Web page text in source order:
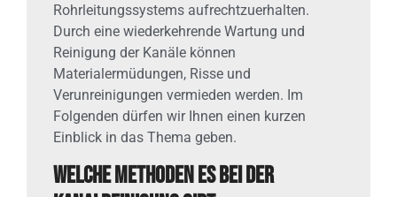
Rohrleitungssystems aufrechtzuerhalten.
Durch eine wiederkehrende Wartung und
Reinigung der Kanäle können
Materialermüdungen, Risse und
Verunreinigungen vermieden werden. Im
Folgenden dürfen wir Ihnen einen kurzen
Einblick in das Thema geben.
Welche Methoden es bei der